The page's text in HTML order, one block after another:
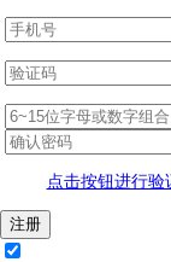
点击按钮进行验
注册